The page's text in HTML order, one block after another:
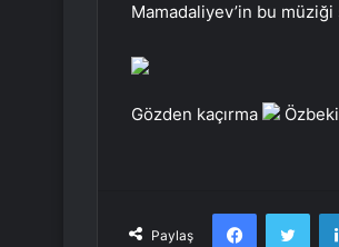
Mamadaliyev’in bu
Gözden kaçırma
Paylaş
Facebook